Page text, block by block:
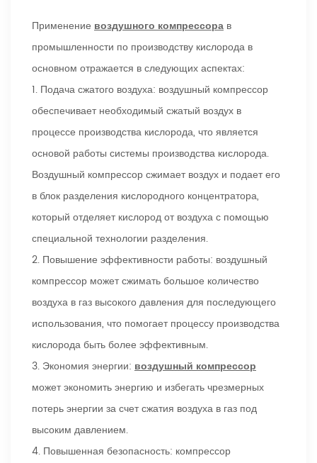
Применение воздушного компрессора в
промышленности по производству кислорода в
основном отражается в следующих аспектах:
1. Подача сжатого воздуха: воздушный компрессор
обеспечивает необходимый сжатый воздух в
процессе производства кислорода, что является
основой работы системы производства кислорода.
Воздушный компрессор сжимает воздух и подает его
в блок разделения кислородного концентратора,
который отделяет кислород от воздуха с помощью
специальной технологии разделения.
2. Повышение эффективности работы: воздушный
компрессор может сжимать большое количество
воздуха в газ высокого давления для последующего
использования, что помогает процессу производства
кислорода быть более эффективным.
3. Экономия энергии: воздушный компрессор
может экономить энергию и избегать чрезмерных
потерь энергии за счет сжатия воздуха в газ под
высоким давлением.
4. Повышенная безопасность: компрессор